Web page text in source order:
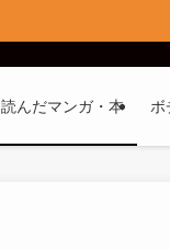
読んだマンガ・本 ボ